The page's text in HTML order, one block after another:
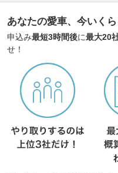
あなたの愛車、今いくら
申込み最短3時間後に最大20
せ！